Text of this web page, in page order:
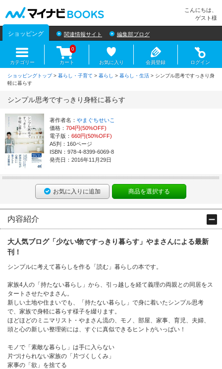
こんにちは、
ゲスト様
ショッピング 関連情報サイト 編集部ブログ
カテゴリー カート
0
お気に入り 会員登録 ログイン
ショッピングトップ> 暮らし・子育て > 暮らし > 暮らし・生活 > シンプル思考ですっきり身
軽に暮らす
シンプル思考ですっきり身軽に暮らす
著作者名： やまぐちせいこ
価格： 704円(50%OFF)
電子版： 660円(50%OFF)
A5判：160ページ
ISBN：978-4-8399-6069-8
発売日：2016年11月29日
お気に入りに追加 商品を選択する
内容紹介
大人気ブログ「少ない物ですっきり暮らす」やまさんによる最新
刊！
シンプルに考えて暮らしを作る「読む」暮らしの本です。
家族4人の「持たない暮らし」から、引っ越しを経て義理の両親との同居をス
タートさせたやまさん。
新しい土地や住まいでも、「持たない暮らし」で身に着いたシンプル思考
で、家族で身軽に暮らす様子を綴ります。
ほどほどのミニマリスト・やまさん流の、モノ、部屋、家事、育児、夫婦、
頭と心の新しい整理術には、すぐに真似できるヒントがいっぱい！
モノで「素敵な暮らし」は手に入らない
片づけられない家族の「片づくしくみ」
家事の「欲」を捨てる